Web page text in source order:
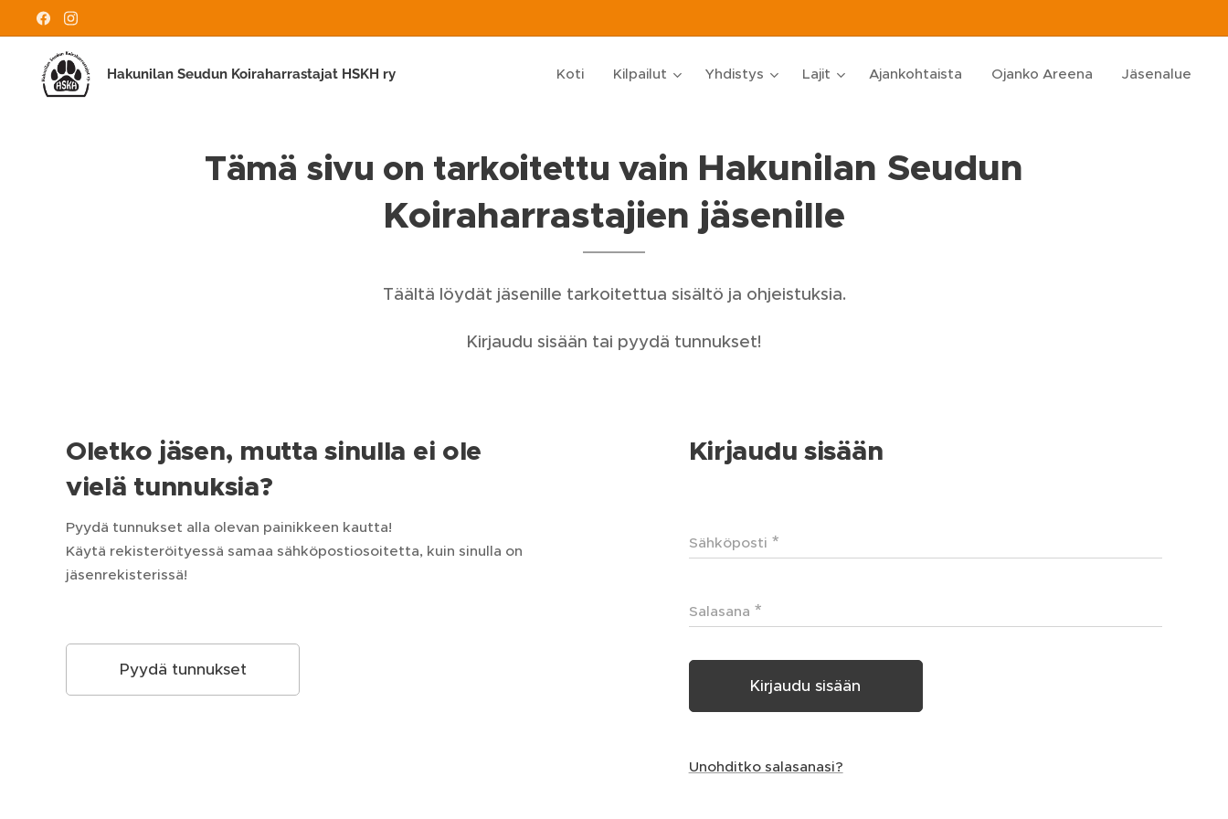
Hakunilan Seudun Koiraharrastajat HSKH ry Koti Kilpailut Yhdistys Lajit Ajankohtaista Ojanko Areena Jäsenalue
Tämä sivu on tarkoitettu vain Hakunilan Seudun
Koiraharrastajien jäsenille
Täältä löydät jäsenille tarkoitettua sisältö ja ohjeistuksia.
Kirjaudu sisään tai pyydä tunnukset!
Oletko jäsen, mutta sinulla ei ole
vielä tunnuksia?
Pyydä tunnukset alla olevan painikkeen kautta!
Käytä rekisteröityessä samaa sähköpostiosoitetta, kuin sinulla on
jäsenrekisterissä!
Pyydä tunnukset
Kirjaudu sisään
Sähköposti
Salasana
Kirjaudu sisään
Unohditko salasanasi?